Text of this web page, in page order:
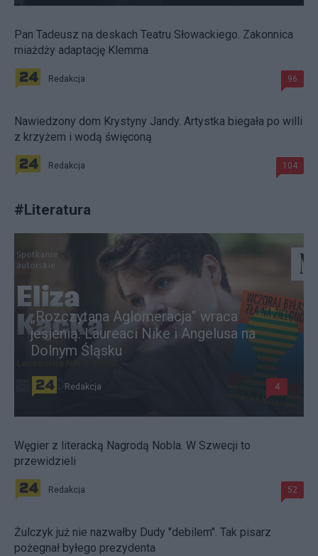
Pan Tadeusz na deskach Teatru Słowackiego. Zakonnica
miażdży adaptację Klemma
Redakcja 96
Nawiedzony dom Krystyny Jandy. Artystka biegała po willi
z krzyżem i wodą święconą
Redakcja 104
#Literatura
„Rozczytana Aglomeracja” wraca
jesienią. Laureaci Nike i Angelusa na
Dolnym Śląsku
Redakcja 4
Węgier z literacką Nagrodą Nobla. W Szwecji to
przewidzieli
Redakcja 52
Żulczyk już nie nazwałby Dudy "debilem". Tak pisarz
pożegnał byłego prezydenta